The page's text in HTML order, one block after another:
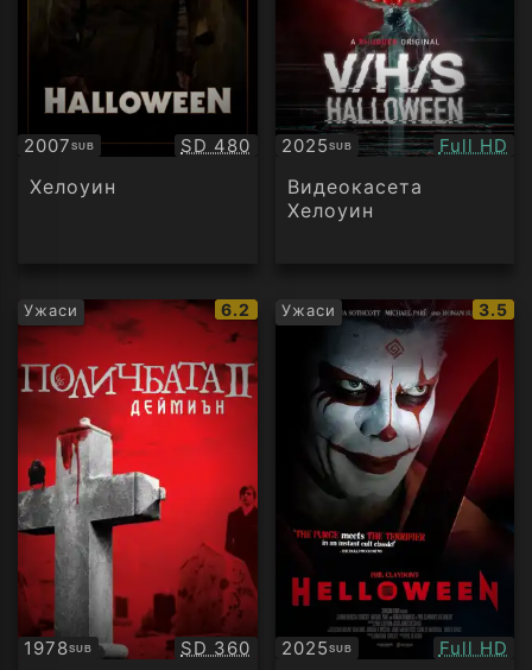
2007SUB
Субтитри Качество:
SD 480
Хелоуин
2025SUB
Субтитри Full HD
Видеокасета
Хелоуин
Ужаси
IMDb
рейтинг:
6.2
1978SUB
Субтитри Качество:
SD 360
Ужаси
IMDb
3.5
2025SUB
Субтитри Full HD